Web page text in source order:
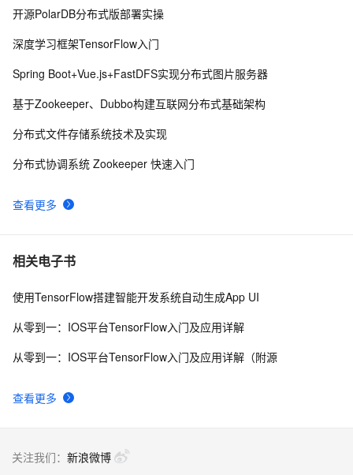
8 尝鲜阿里云容器服务Kubernetes 1.16，共享
10简化 TensorFlow 和 Spark 互操作性的问题：LinkedIn
查看更多
开源PolarDB分布式版部署实操
深度学习框架TensorFlow入门
Spring Boot+Vue.js+FastDFS实现分布式图片服务器
基于Zookeeper、Dubbo构建互联网分布式基础架构
分布式文件存储系统技术及实现
分布式协调系统 Zookeeper 快速入门
相关电子书
查看更多
使用TensorFlow搭建智能开发系统自动生成App UI
从零到一：IOS平台TensorFlow入门及应用详解
从零到一：IOS平台TensorFlow入门及应用详解（附源
关注我们： 新浪微博